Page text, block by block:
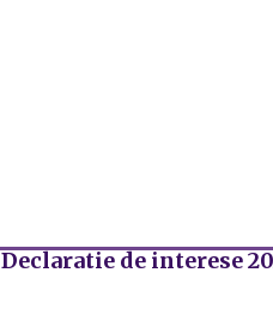
Declaratie de interese